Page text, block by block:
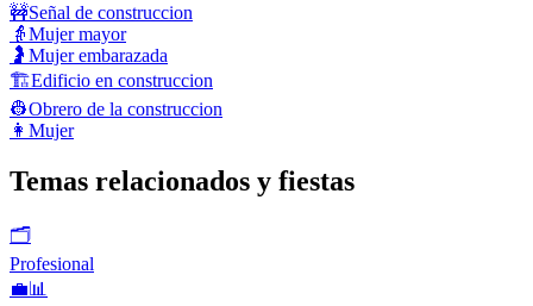
🚧Señal de construccion
👵Mujer mayor
🤰 Mujer embarazada
🏗️Edificio en construccion
👷Obrero de la construccion
👩 Mujer
Temas relacionados y fiestas
🗂
Profesional
💼📊